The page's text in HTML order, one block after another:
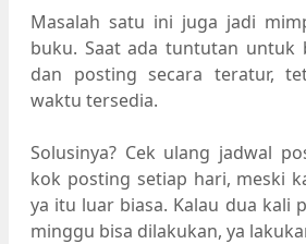
Masalah satu ini juga jadi
buku. Saat ada tuntutan untuk
dan posting secara teratur,
waktu tersedia.
Solusinya? Cek ulang jadwal
kok posting setiap hari, meski
ya itu luar biasa. Kalau dua kali
minggu bisa dilakukan, ya